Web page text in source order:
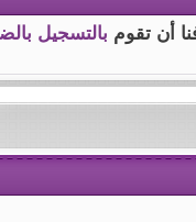
أن تقوم بالتسجيل